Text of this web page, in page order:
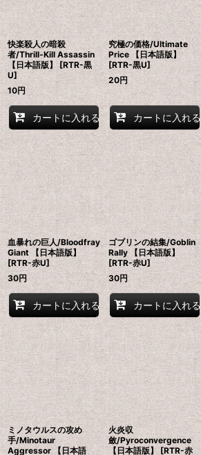
快楽殺人の暗殺
者/Thrill-Kill Assassin
【日本語版】 [RTR-黒
U]
10円
カートに入れる
究極の価格/Ultimate
Price 【日本語版】
[RTR-黒U]
20円
カートに入れる
血暴れの巨人/Bloodfray
Giant 【日本語版】
[RTR-赤U]
30円
カートに入れる
ゴブリンの結集/Goblin
Rally 【日本語版】
[RTR-赤U]
30円
カートに入れる
ミノタウルスの攻め
手/Minotaur
Aggressor 【日本語
火炎収
斂/Pyroconvergence
【日本語版】 [RTR-赤